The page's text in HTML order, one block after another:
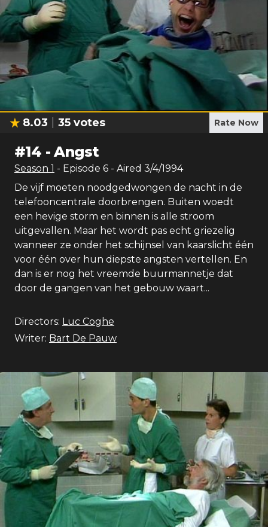
8.03 35 votes Rate Now
#14 -Angst
Season 1 - Episode 6 - Aired 3/4/1994
De vijf moeten noodgedwongen de nacht in de
telefooncentrale doorbrengen. Buiten woedt
een hevige storm en binnen is alle stroom
uitgevallen. Maar het wordt pas echt griezelig
wanneer ze onder het schijnsel van kaarslicht één
voor één over hun diepste angsten vertellen. En
dan is er nog het vreemde buurmannetje dat
door de gangen van het gebouw waart...
Directors: Luc Coghe
Writer: Bart De Pauw